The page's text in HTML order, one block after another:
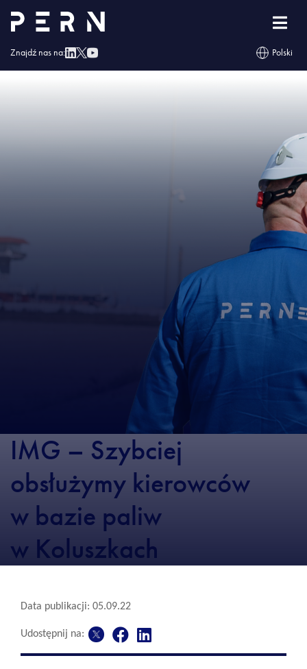
Znajdź nas na: Polski
Strona główna »Szybciej obsłużymy kierowców w bazie paliw w Koluszkach»
IMG – Szybciej
obsłużymy kierowców
w bazie paliw
w Koluszkach
Data publikacji: 05.09.22
Udostępnij na: